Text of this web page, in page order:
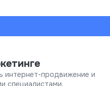
интернет-продвижение и
специалистами.